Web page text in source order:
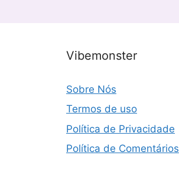
Vibemonster
Sobre Nós
Termos de uso
Política de Privacidade
Política de Comentários